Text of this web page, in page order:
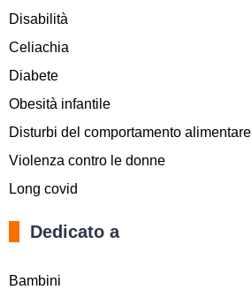
Disabilità
Celiachia
Diabete
Obesità infantile
Disturbi del comportamento alimentare
Violenza contro le donne
Long covid
Dedicato a
Bambini